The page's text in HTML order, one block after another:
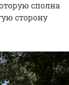
сполна
сторону